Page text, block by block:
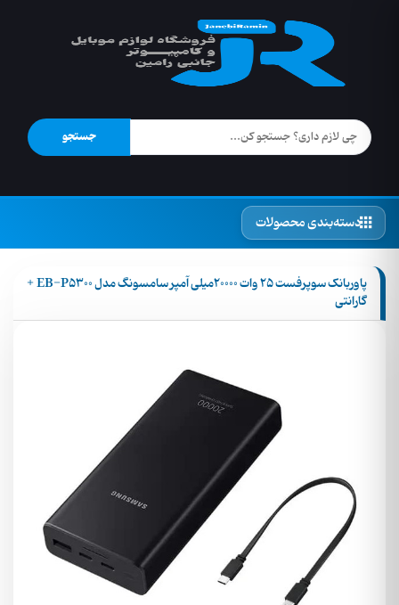
جستجو
دسته‌بندی محصولات
پاوربانک سوپرفست 25 وات 20000میلی آمپر سامسونگ مدل EB-P5300 +
گارانتی